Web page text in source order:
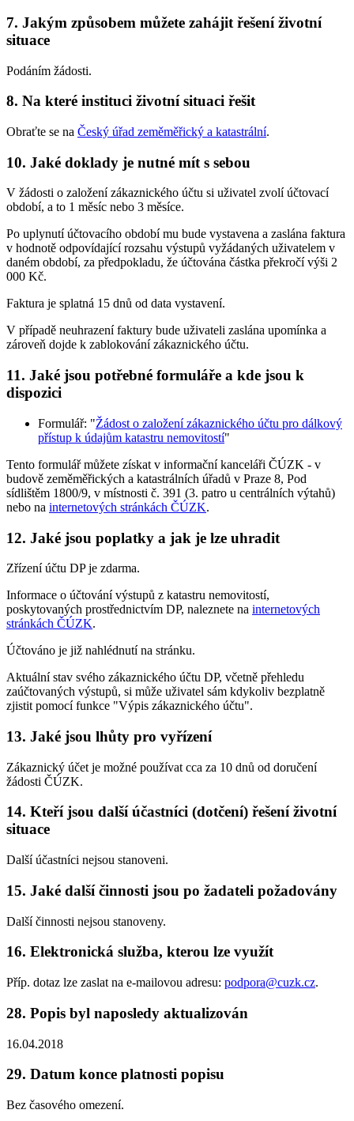
7. Jakým způsobem můžete zahájit řešení životní
situace
Podáním žádosti.
8. Na které instituci životní situaci řešit
Obraťte se na Český úřad zeměměřický a katastrální.
10. Jaké doklady je nutné mít s sebou
V žádosti o založení zákaznického účtu si uživatel zvolí účtovací
období, a to 1 měsíc nebo 3 měsíce.
Po uplynutí účtovacího období mu bude vystavena a zaslána faktura
v hodnotě odpovídající rozsahu výstupů vyžádaných uživatelem v
daném období, za předpokladu, že účtována částka překročí výši 2
000 Kč.
Faktura je splatná 15 dnů od data vystavení.
V případě neuhrazení faktury bude uživateli zaslána upomínka a
zároveň dojde k zablokování zákaznického účtu.
11. Jaké jsou potřebné formuláře a kde jsou k
dispozici
Formulář: "Žádost o založení zákaznického účtu pro dálkový
přístup k údajům katastru nemovitostí"
Tento formulář můžete získat v informační kanceláři ČÚZK - v
budově zeměměřických a katastrálních úřadů v Praze 8, Pod
sídlištěm 1800/9, v místnosti č. 391 (3. patro u centrálních výtahů)
nebo na internetových stránkách ČÚZK.
12. Jaké jsou poplatky a jak je lze uhradit
Zřízení účtu DP je zdarma.
Informace o účtování výstupů z katastru nemovitostí,
poskytovaných prostřednictvím DP, naleznete na internetových
stránkách ČÚZK.
Účtováno je již nahlédnutí na stránku.
Aktuální stav svého zákaznického účtu DP, včetně přehledu
zaúčtovaných výstupů, si může uživatel sám kdykoliv bezplatně
zjistit pomocí funkce "Výpis zákaznického účtu".
13. Jaké jsou lhůty pro vyřízení
Zákaznický účet je možné používat cca za 10 dnů od doručení
žádosti ČÚZK.
14. Kteří jsou další účastníci (dotčení) řešení životní
situace
Další účastníci nejsou stanoveni.
15. Jaké další činnosti jsou po žadateli požadovány
Další činnosti nejsou stanoveny.
16. Elektronická služba, kterou lze využít
Příp. dotaz lze zaslat na e-mailovou adresu: podpora@cuzk.cz.
28. Popis byl naposledy aktualizován
16.04.2018
29. Datum konce platnosti popisu
Bez časového omezení.